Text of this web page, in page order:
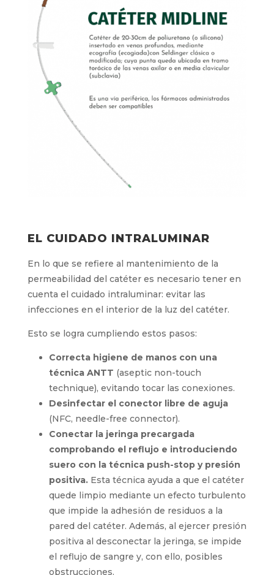
EL CUIDADO INTRALUMINAR
permeabilidad del catéter es necesario tener
en cuenta el cuidado intraluminar: evitar las
técnica ANTT
technique), evitando tocar las conexiones.
Desinfectar el conector libre de aguja
Conectar la jeringa precargada
comprobando el reflujo e introduciendo
suero con la técnica push-stop y
Esta técnica ayuda a que
el catéter quede limpio mediante un
efecto turbulento que impide la adhesión
de residuos a la pared del catéter. Además,
al ejercer presión positiva al desconectar
la jeringa, se impide el reflujo de sangre y,
con ello, posibles obstrucciones.